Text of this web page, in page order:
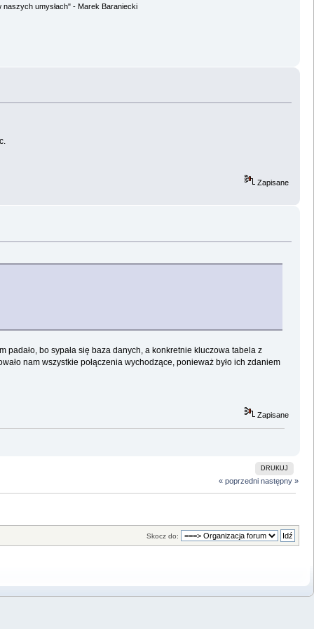
umysłach" - Marek Baraniecki
Zapisane
padało, bo sypała się baza danych, a konkretnie kluczowa tabela z
nam wszystkie połączenia wychodzące, ponieważ było ich zdaniem
Zapisane
DRUKUJ
« poprzedni następny »
Skocz do: